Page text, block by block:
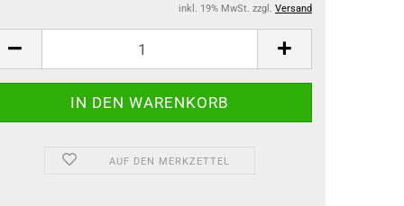
inkl. 19% MwSt. zzgl. Versand
AUF DEN MERKZETTEL